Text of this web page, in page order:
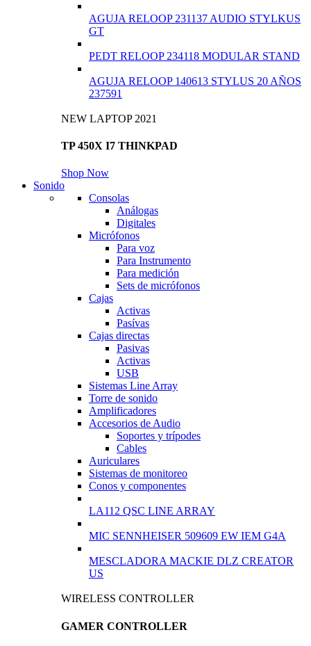
AGUJA RELOOP 231137 AUDIO STYLKUS
GT
PEDT RELOOP 234118 MODULAR STAND
AGUJA RELOOP 140613 STYLUS 20 AÑOS
237591
NEW LAPTOP 2021
TP 450X I7 THINKPAD
Shop Now
Sonido
Consolas
Análogas
Digitales
Micrófonos
Para voz
Para Instrumento
Para medición
Sets de micrófonos
Cajas
Activas
Pasívas
Cajas directas
Pasivas
Activas
USB
Sistemas Line Array
Torre de sonido
Amplificadores
Accesorios de Audio
Soportes y trípodes
Cables
Auriculares
Sistemas de monitoreo
Conos y componentes
LA112 QSC LINE ARRAY
MIC SENNHEISER 509609 EW IEM G4A
MESCLADORA MACKIE DLZ CREATOR
US
WIRELESS CONTROLLER
GAMER CONTROLLER